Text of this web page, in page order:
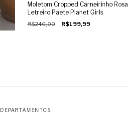
Moletom Cropped Carneirinho Rosa
Letreiro Paete Planet Girls
R$240,00 R$199,99
DEPARTAMENTOS